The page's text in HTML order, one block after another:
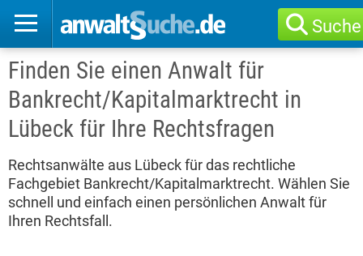
Suche
Finden Sie einen Anwalt für
Bankrecht/Kapitalmarktrecht in
Lübeck für Ihre Rechtsfragen
Rechtsanwälte aus Lübeck für das rechtliche
Fachgebiet Bankrecht/Kapitalmarktrecht. Wählen Sie
schnell und einfach einen persönlichen Anwalt für
Ihren Rechtsfall.